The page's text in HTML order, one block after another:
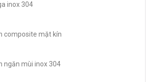
inox 304
composite mặt kín
ngăn mùi inox 304